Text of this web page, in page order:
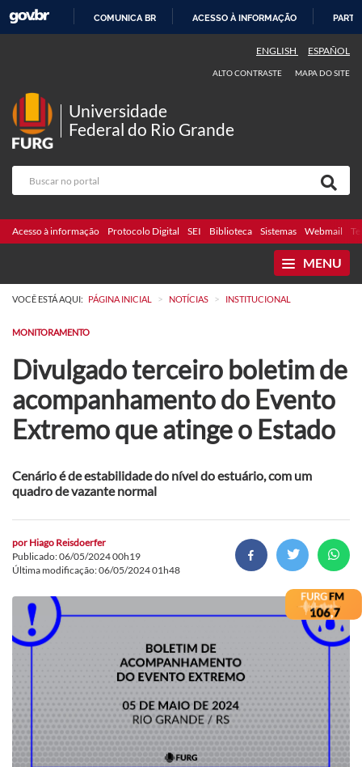
COMUNICA BR ACESSO À INFORMAÇÃO
ENGLISH ESPAÑOL
ALTO CONTRASTE MAPA DO SITE
Universidade
Federal do Rio Grande
Acesso à informação Protocolo Digital SEI Biblioteca Sistemas Webmail
MENU
VOCÊ ESTÁ AQUI: PÁGINA INICIAL > NOTÍCIAS > INSTITUCIONAL
MONITORAMENTO
Divulgado terceiro boletim de
acompanhamento do Evento
Extremo que atinge o Estado
Cenário é de estabilidade do nível do estuário, com um
quadro de vazante normal
por Hiago Reisdoerfer
Publicado: 06/05/2024 00h19
Última modificação: 06/05/2024 01h48